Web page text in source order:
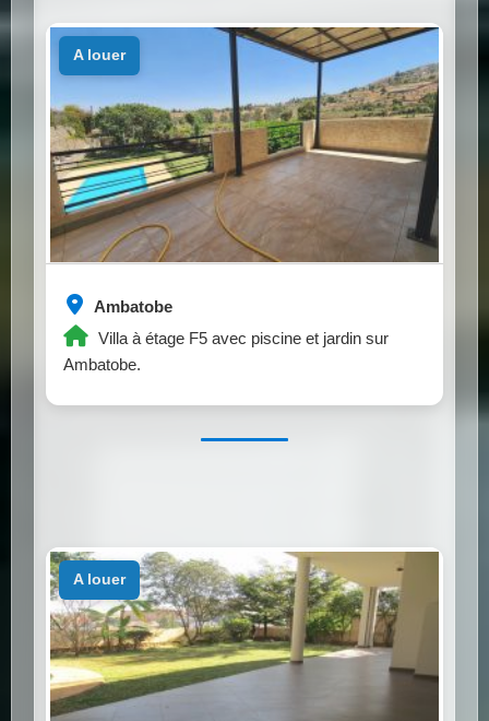
Ambatobe
Villa à étage F5 avec piscine et jardin sur
Ambatobe.
a louer
a louer